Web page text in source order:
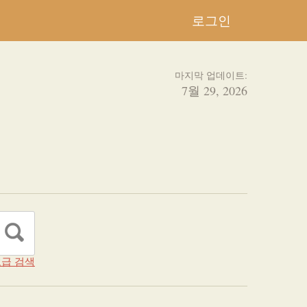
로그인
마지막 업데이트:
7월 29, 2026
급 검색